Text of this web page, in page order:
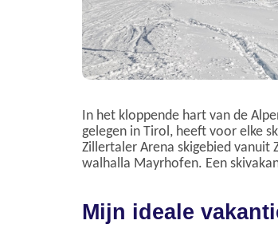
In het kloppende hart van de
gelegen in Tirol, heeft voor elke
Zillertaler Arena skigebied vanuit
walhalla Mayrhofen. Een
Mijn ideale